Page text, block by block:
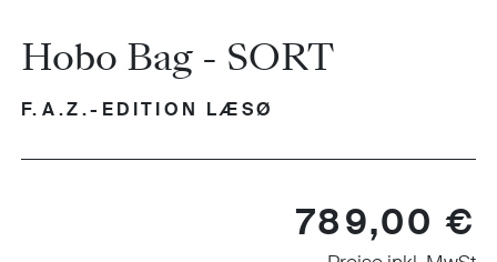
Hobo Bag - SORT
F.A.Z.-EDITION LÆSØ
789,00 €